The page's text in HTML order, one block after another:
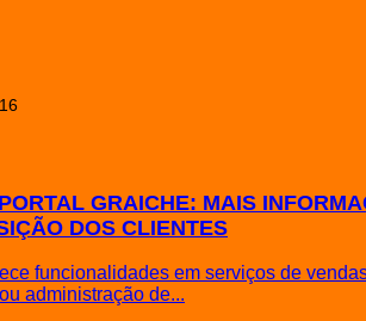
GRAICHE: MAIS
DOS CLIENTES
funcionalidades em serviços de
administração de...